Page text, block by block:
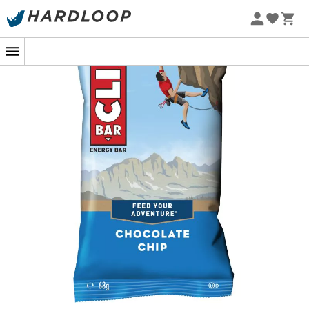
heraf sukker (g): 34 / 23
Fibre (g): 5,9 / 4
Natrium (mg): 0,22 / 0,15
Vitamin A (μg): 441 / 300
Vitamin D (μg): 1,5 / 1
Vitamin E (mg): 6,5 / 4,4
Vitamin C (mg): 44 / 30
Thiamin (mg): 0,23 / 0,15
Riboflavin (mg): 0,375 / 0,255
Niacin (mg): 4,4 / 3
Vitamin B5 (mg): 0,6 / 0,4
Vitamin B12 (μg): 1,5 / 1
Calcium (mg): 221 / 150